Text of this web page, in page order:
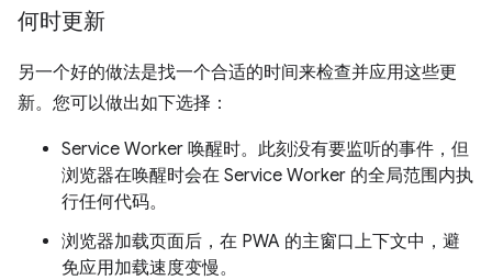
何时更新
另一个好的做法是找一个合适的时间来检查并应用这些更
新。您可以做出如下选择：
Service Worker 唤醒时。此刻没有要监听的事件，但
浏览器在唤醒时会在 Service Worker 的全局范围内执
行任何代码。
浏览器加载页面后，在 PWA 的主窗口上下文中，避
免应用加载速度变慢。